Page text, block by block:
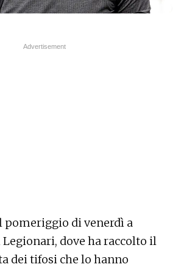
pomeriggio di venerdì a
Legionari, dove ha raccolto il
dei tifosi che lo hanno